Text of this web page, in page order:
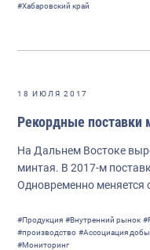
#Хабаровский край
18 ИЮЛЯ 2017
Рекордные поставки
На Дальнем Востоке
минтая. В 2017-м
Одновременно меняется
#Продукция #Внутренний рынок
#производство #Ассоциация
#Мониторинг